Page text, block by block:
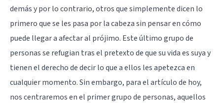
demás y por lo contrario, otros que simplemente dicen lo
primero que se les pasa por la cabeza sin pensar en cómo
puede llegar a afectar al prójimo. Este último grupo de
personas se refugian tras el pretexto de que su vida es suya y
tienen el derecho de decir lo que a ellos les apetezca en
cualquier momento. Sin embargo, para el artículo de hoy,
nos centraremos en el primer grupo de personas, aquellos